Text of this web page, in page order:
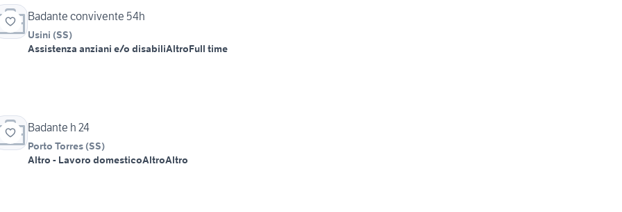
Badante convivente 54h
Usini (SS)
Assistenza anziani e/o disabiliAltroFull time
Badante h 24
Porto Torres (SS)
Altro - Lavoro domesticoAltroAltro